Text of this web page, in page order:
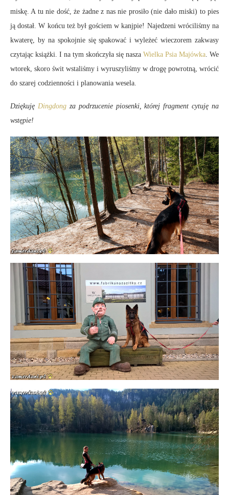
miskę. A tu nie dość, że żadne z nas nie prosiło (nie dało miski) to pies
ją dostał. W końcu też był gościem w kanjpie! Najedzeni wróciliśmy na
kwaterę, by na spokojnie się spakować i wyleżeć wieczorem zakwasy
czytając książki. I na tym skończyła się nasza Wielka Psia Majówka. We
wtorek, skoro świt wstaliśmy i wyruszyliśmy w drogę powrotną, wrócić
do szarej codzienności i planowania wesela.
Dziękuję Dingdongza podrzucenie piosenki, której fragment cytuję na
wstępie!